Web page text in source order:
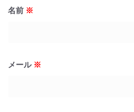
名前 ※
メール ※